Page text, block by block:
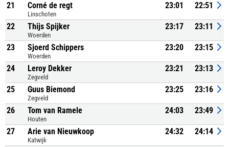
21 Corné de regt
Linschoten
23:01 22:51
22 Thijs Spijker
Woerden
23:17 23:11
23 Sjoerd Schippers
Woerden
23:20 23:15
24 Leroy Dekker
Zegveld
23:21 23:13
25 Guus Biemond
Zegveld
23:25 23:16
26 Tom van Ramele
Houten
24:03 23:49
27 Arie van Nieuwkoop
Katwijk
24:32 24:14